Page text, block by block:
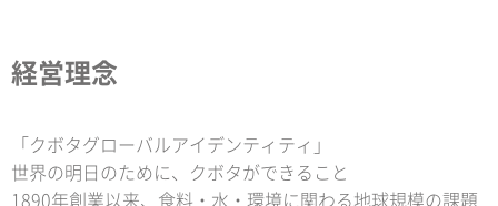
経営理念
「クボタグローバルアイデンティティ」
世界の明日のために、クボタができること
1890年創業以来、食料・水・環境に関わる地球規模の課題